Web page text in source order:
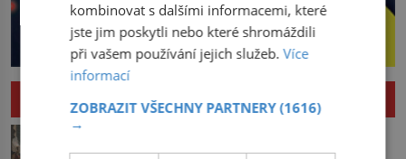
HISTORIE
jakobína nikdo nelitoval?
kombinovat s dalšími informacemi, které
jste jim poskytli nebo které shromáždili
při vašem používání jejich služeb.Více
informací
ZOBRAZIT VŠECHNY PARTNERY(1616)
→